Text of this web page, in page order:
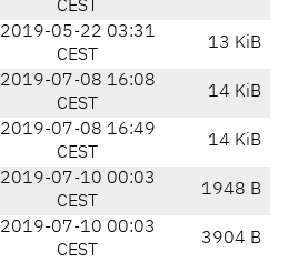
CEST
2019-05-22 03:31
CEST
13 KiB
2019-07-08 16:08
CEST
14 KiB
2019-07-08 16:49
CEST
14 KiB
2019-07-10 00:03
CEST
1948 B
2019-07-10 00:03
CEST
3904 B